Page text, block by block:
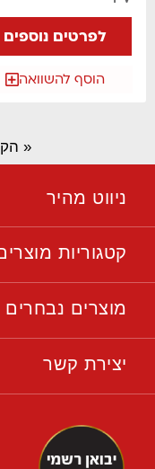
לפרטים נוספים
הוסף להשוואה
«
ניווט מהיר
קטגוריות
מוצרים נבחרים
יצירת קשר